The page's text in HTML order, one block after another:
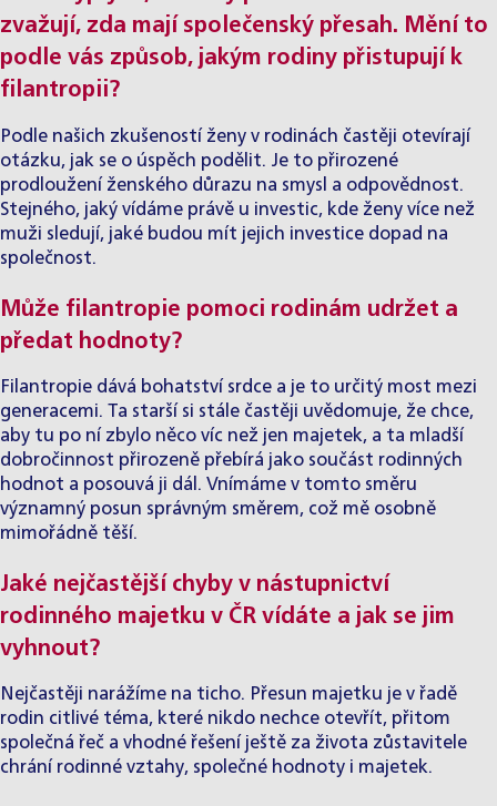
zvažují, zda mají společenský přesah. Mění to
podle vás způsob, jakým rodiny přistupují k
filantropii?
Podle našich zkušeností ženy v rodinách častěji otevírají
otázku, jak se o úspěch podělit. Je to přirozené
prodloužení ženského důrazu na smysl a odpovědnost.
Stejného, jaký vídáme právě u investic, kde ženy více než
muži sledují, jaké budou mít jejich investice dopad na
společnost.
Může filantropie pomoci rodinám udržet a
předat hodnoty?
Filantropie dává bohatství srdce a je to určitý most mezi
generacemi. Ta starší si stále častěji uvědomuje, že chce,
aby tu po ní zbylo něco víc než jen majetek, a ta mladší
dobročinnost přirozeně přebírá jako součást rodinných
hodnot a posouvá ji dál. Vnímáme v tomto směru
významný posun správným směrem, což mě osobně
mimořádně těší.
Jaké nejčastější chyby v nástupnictví
rodinného majetku v ČR vídáte a jak se jim
vyhnout?
Nejčastěji narážíme na ticho. Přesun majetku je v řadě
rodin citlivé téma, které nikdo nechce otevřít, přitom
společná řeč a vhodné řešení ještě za života zůstavitele
chrání rodinné vztahy, společné hodnoty i majetek.